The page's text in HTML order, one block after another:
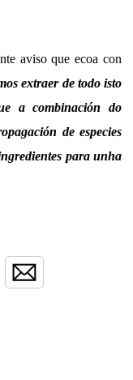
aviso que ecoa con
extraer de todo isto
a combinación do
de especies
para unha